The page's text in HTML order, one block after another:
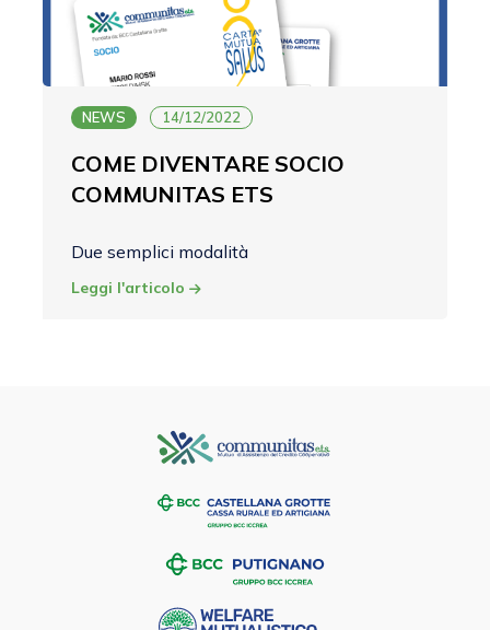
NEWS 14/12/2022
COME DIVENTARE SOCIO
COMMUNITAS ETS
Due semplici modalità
Leggi l'articolo